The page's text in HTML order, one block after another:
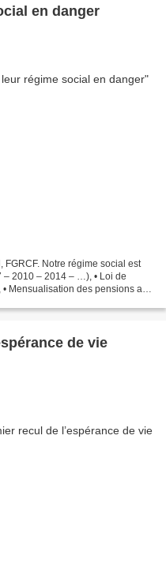
en danger
FGRCF. Notre régime social est
– 2010 – 2014 – …), • Loi de
Mensualisation des pensions au
de vie